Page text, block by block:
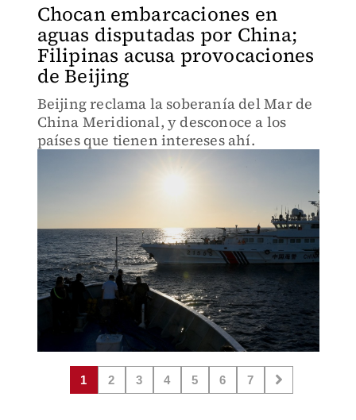
Chocan embarcaciones en
aguas disputadas por China;
Filipinas acusa provocaciones
de Beijing
Beijing reclama la soberanía del Mar de
China Meridional, y desconoce a los
países que tienen intereses ahí.
1 2 3 4 5 6 7